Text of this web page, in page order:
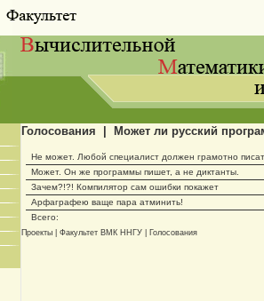
Голосования | Может ли русский
Не может. Любой специалист должен грамотно
Может. Он же программы пишет, а не диктанты.
Зачем?!?! Компилятор сам ошибки покажет
Арфаграфею ваще пара атминить!
Всего:
Проекты Факультет ВМК ННГУ Голосования